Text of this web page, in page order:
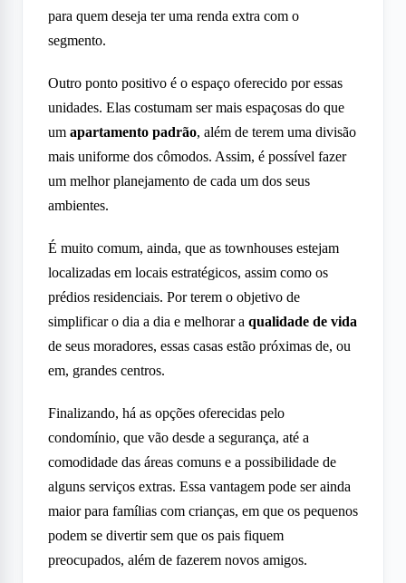
para quem deseja ter uma renda extra com o
segmento.
Outro ponto positivo é o espaço oferecido por essas
unidades. Elas costumam ser mais espaçosas do que
um apartamento padrão, além de terem uma divisão
mais uniforme dos cômodos. Assim, é possível fazer
um melhor planejamento de cada um dos seus
ambientes.
É muito comum, ainda, que as townhouses estejam
localizadas em locais estratégicos, assim como os
prédios residenciais. Por terem o objetivo de
simplificar o dia a dia e melhorar a qualidade de vida
de seus moradores, essas casas estão próximas de, ou
em, grandes centros.
Finalizando, há as opções oferecidas pelo
condomínio, que vão desde a segurança, até a
comodidade das áreas comuns e a possibilidade de
alguns serviços extras. Essa vantagem pode ser ainda
maior para famílias com crianças, em que os pequenos
podem se divertir sem que os pais fiquem
preocupados, além de fazerem novos amigos.